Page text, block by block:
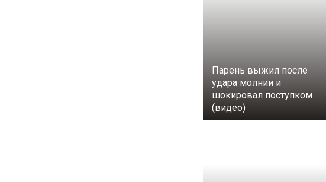
Парень выжил после
удара молнии и
шокировал поступком
(видео)